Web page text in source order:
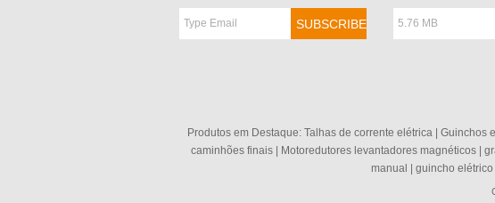
Produtos em Destaque: Talhas de corrente elétrica Guinchos
caminhões finais
Motoredutores levantadores magnéticos
manual
guincho elétrico